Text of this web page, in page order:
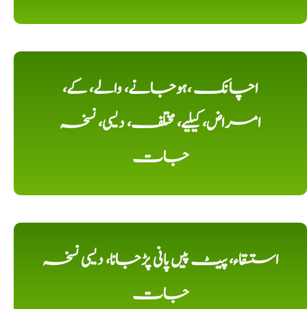
اچانک ،ہوجانے، والے، کے،
امراض، کیلیے، مختلف، دیسی، نسخہ
جات
استسقاء، پیٹ پیں پانی پڑجانا، دیسی نسخہ
جات